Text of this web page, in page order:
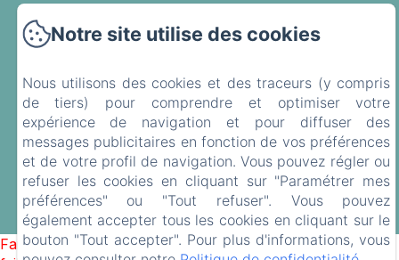
Politique de confidentialité
Informations légales
Informations sur les cookies
EN FR
Créé par Amenitiz
Failed to load BookingEngine/index: Loading chunk 1322
Notre site utilise des cookies
Nous utilisons des cookies et des traceurs (y compris
de tiers) pour comprendre et optimiser votre
expérience de navigation et pour diffuser des
messages publicitaires en fonction de vos préférences
et de votre profil de navigation. Vous pouvez régler ou
refuser les cookies en cliquant sur "Paramétrer mes
préférences" ou "Tout refuser". Vous pouvez
également accepter tous les cookies en cliquant sur le
bouton "Tout accepter". Pour plus d'informations, vous